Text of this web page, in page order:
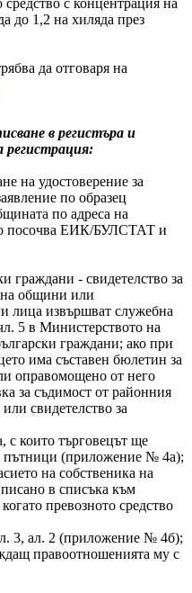
до 1,2 на хиляда през
да отговаря на
в регистъра и
регистрация:
на удостоверение за
по образец
по адреса на
посочва ЕИК/БУЛСТАТ и
граждани - свидетелство за
на общини или
лица извършват служебна
5 в Министерството на
граждани; ако при
има съставен бюлетин за
оправомощено от него
за съдимост от районния
свидетелство за
с които търговецът ще
пътници (приложение № 4а);
на собственика на
в списъка към
превозното средство
3, ал. 2 (приложение № 4б);
правоотношенията му с